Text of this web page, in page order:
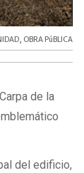
, OBRA PúBLICA
de la
del edificio,